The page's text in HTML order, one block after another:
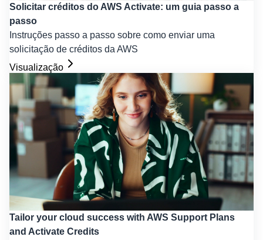
Solicitar créditos do AWS Activate: um guia passo a
passo
Instruções passo a passo sobre como enviar uma
solicitação de créditos da AWS
Visualização
Tailor your cloud success with AWS Support Plans
and Activate Credits